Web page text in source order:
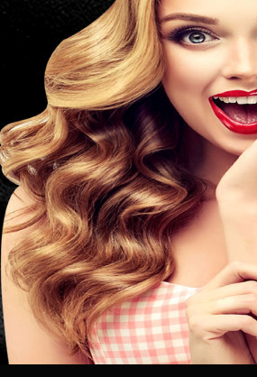
公
司-
云
南
昆
明
专
业
美
发